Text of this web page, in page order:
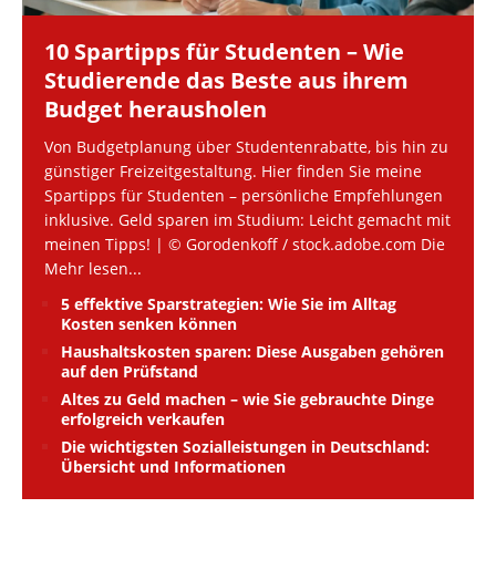
10 Spartipps für Studenten – Wie
Studierende das Beste aus ihrem
Budget herausholen
Von Budgetplanung über Studentenrabatte, bis hin zu
günstiger Freizeitgestaltung. Hier finden Sie meine
Spartipps für Studenten – persönliche Empfehlungen
inklusive. Geld sparen im Studium: Leicht gemacht mit
meinen Tipps! | © Gorodenkoff / stock.adobe.com Die
Mehr lesen...
5 effektive Sparstrategien: Wie Sie im Alltag
Kosten senken können
Haushaltskosten sparen: Diese Ausgaben gehören
auf den Prüfstand
Altes zu Geld machen – wie Sie gebrauchte Dinge
erfolgreich verkaufen
Die wichtigsten Sozialleistungen in Deutschland:
Übersicht und Informationen